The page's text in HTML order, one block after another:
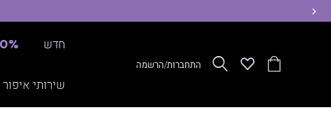
הסל
Wishlistחפשהתחברות/הרשמה
חדש
שירותי איפור